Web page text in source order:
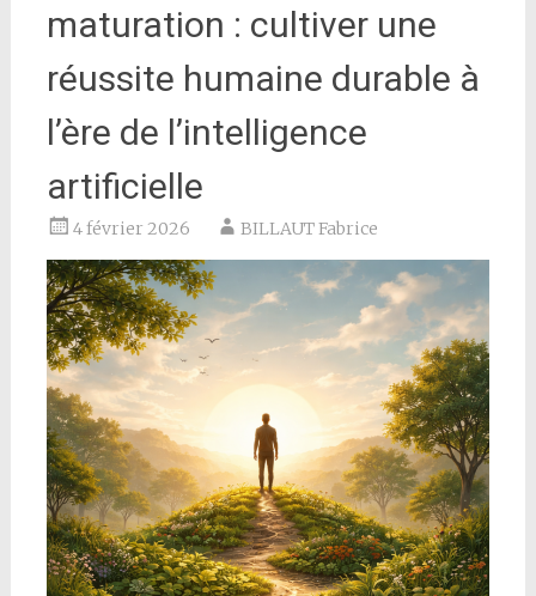
maturation : cultiver une
réussite humaine durable à
l’ère de l’intelligence
artificielle
4 février 2026 BILLAUT Fabrice